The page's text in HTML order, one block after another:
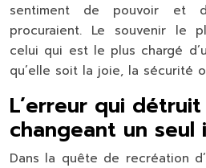
sentiment de pouvoir et
procuraient. Le souvenir le
celui qui est le plus chargé
qu’elle soit la joie, la sécurité
L’erreur qui
changeant un
Dans la quête de recréation